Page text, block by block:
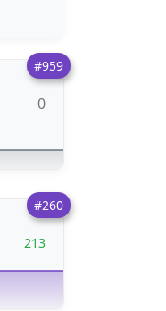
#959
0
#260
213